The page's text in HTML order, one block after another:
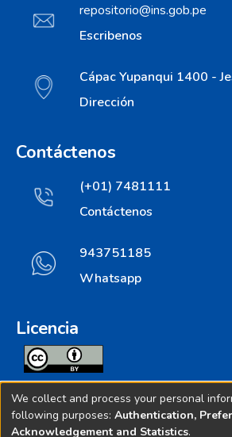
repositorio@ins.gob.pe
Escribenos
Cápac Yupanqui 1400 -
Dirección
Contáctenos
(+01) 7481111
Contáctenos
943751185
Whatsapp
Licencia
Todos los contenidos de
licenciados bajo
Creative Commoms License
We collect and process your personal
following purposes: Authentication,
Acknowledgement and Statistics.